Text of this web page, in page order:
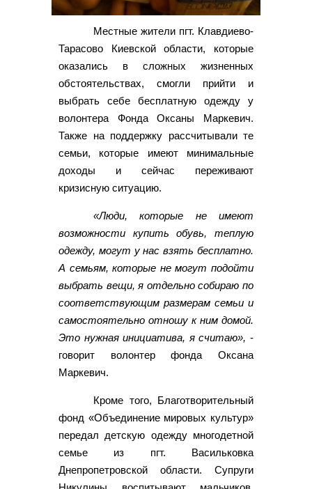
Местные жители пгт. Клавдиево-
Тарасово Киевской области, которые
оказались в сложных жизненных
обстоятельствах, смогли прийти и
выбрать себе бесплатную одежду у
волонтера Фонда Оксаны Маркевич.
Также на поддержку рассчитывали те
семьи, которые имеют минимальные
доходы и сейчас переживают
кризисную ситуацию.
«Люди, которые не имеют
возможности купить обувь, теплую
одежду, могут у нас взять бесплатно.
А семьям, которые не могут подойти
выбрать вещи, я отдельно собираю по
соответствующим размерам семьи и
самостоятельно отношу к ним домой.
Это нужная инициатива, я считаю», -
говорит волонтер фонда Оксана
Маркевич.
Кроме того, Благотворительный
фонд «Объединение мировых культур»
передал детскую одежду многодетной
семье из пгт. Васильковка
Днепропетровской области. Супруги